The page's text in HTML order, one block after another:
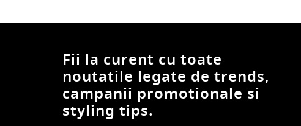
Fii la curent cu toate
noutatile legate de trends,
campanii promotionale si
styling tips.